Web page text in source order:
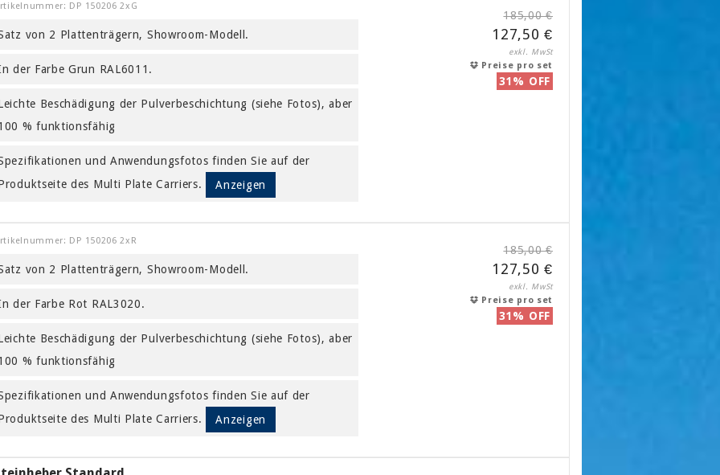
DP 150206 2xG
von 2 Plattenträgern, Showroom-Modell.
der Farbe Grun RAL6011.
Beschädigung der Pulverbeschichtung (siehe Fotos), aber
% funktionsfähig
und Anwendungsfotos finden Sie auf der
des Multi Plate Carriers.
Anzeigen
185,00 €
127,50 €
exkl. MwSt
Preise pro set
31% OFF
DP 150206 2xR
von 2 Plattenträgern, Showroom-Modell.
der Farbe Rot RAL3020.
Beschädigung der Pulverbeschichtung (siehe Fotos), aber
% funktionsfähig
und Anwendungsfotos finden Sie auf der
des Multi Plate Carriers.
Anzeigen
185,00 €
127,50 €
exkl. MwSt
Preise pro set
31% OFF